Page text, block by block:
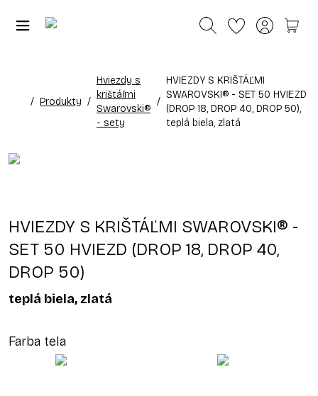
/ Produkty /
Hviezdy s
krištáľmi
Swarovski®
- sety
/
HVIEZDY S KRIŠTÁĽMI
SWAROVSKI® - SET 50 HVIEZD
(DROP 18, DROP 40, DROP 50),
teplá biela, zlatá
HVIEZDY S KRIŠTÁĽMI SWAROVSKI® -
SET 50 HVIEZD (DROP 18, DROP 40,
DROP 50)
teplá biela, zlatá
Farba tela